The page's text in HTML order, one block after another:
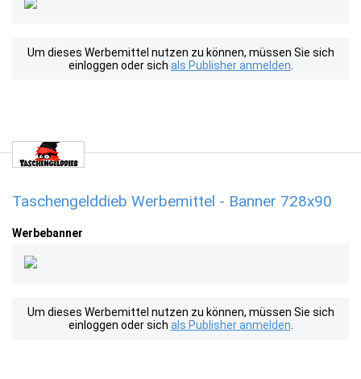
Um dieses Werbemittel nutzen zu können, müssen Sie sich
einloggen oder sich als Publisher anmelden
Taschengelddieb Werbemittel - Banner 728x90
Werbebanner
Um dieses Werbemittel nutzen zu können, müssen Sie sich
einloggen oder sich als Publisher anmelden